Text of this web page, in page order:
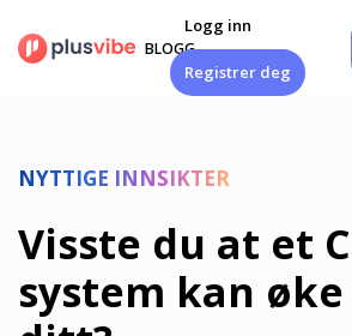
innhold
BLOGG
Logg inn
Registrer deg
NYTTIGE INNSIKTER
Visste du at et
system kan